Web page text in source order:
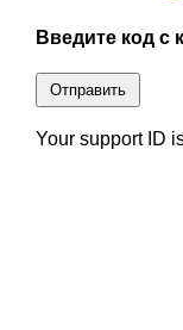
Введите код с
Отправить
Your support ID